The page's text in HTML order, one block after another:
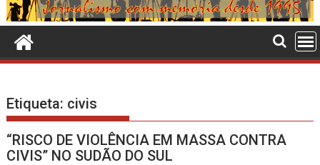
Etiqueta: civis
“RISCO DE VIOLÊNCIA EM MASSA CONTRA
CIVIS” NO SUDÃO DO SUL